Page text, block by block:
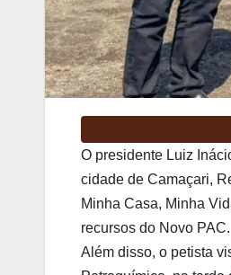
O presidente Luiz
cidade de Camaçari,
Minha Casa, Minha
recursos do Novo PAC.
Além disso, o petista